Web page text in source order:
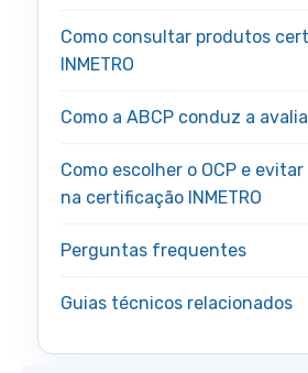
Como consultar produtos
INMETRO
Como a ABCP conduz a
Como escolher o OCP e
na certificação INMETRO
Perguntas frequentes
Guias técnicos relacionados